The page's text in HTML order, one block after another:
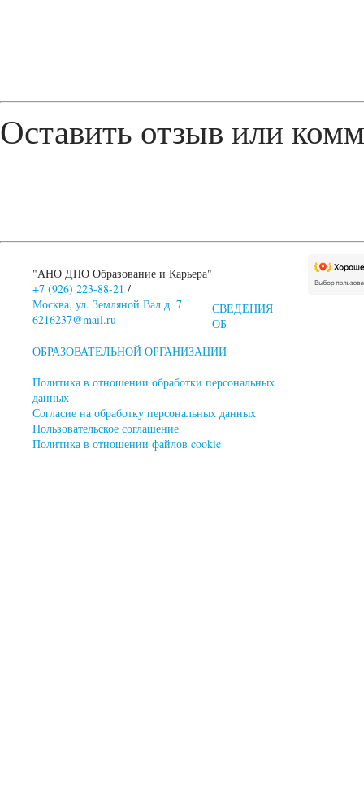
Оставить отзыв или
"АНО ДПО Образование и Карьера"
+7 (926) 223-88-21 /
Москва, ул. Земляной Вал д. 7
6216237@mail.ru
СВЕДЕНИЯ
ОБ
ОБРАЗОВАТЕЛЬНОЙ ОРГАНИЗАЦИИ
Политика в отношении обработки персональных
данных
Согласие на обработку персональных данных
Пользовательское соглашение
Политика в отношении файлов cookie